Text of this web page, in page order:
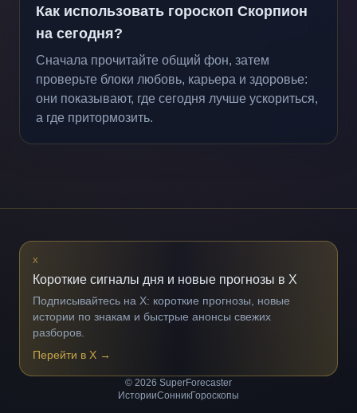
Как использовать гороскоп Скорпион
на сегодня?
Сначала прочитайте общий фон, затем
проверьте блоки любовь, карьера и здоровье:
они показывают, где сегодня лучше ускориться,
а где притормозить.
X
Короткие сигналы дня и новые прогнозы в X
Подписывайтесь на X: короткие прогнозы, новые
истории по знакам и быстрые анонсы свежих
разборов.
Перейти в X →
© 2026 SuperForecaster
ИсторииСонникГороскопы